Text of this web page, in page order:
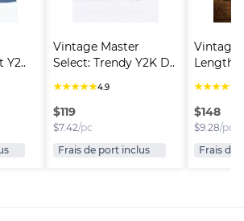
Y2..
Vintage Master
Select: Trendy Y2K D..
★★★★★4.9
$119
$7.42/pc
Frais de port inclus
Vintage
Length
★★★★★
$148
$9.28/pc
Frais de